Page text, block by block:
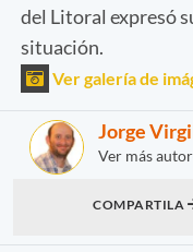
del Litoral expresó
situación.
Ver galería de
Jorge
Ver más
COMPARTILA